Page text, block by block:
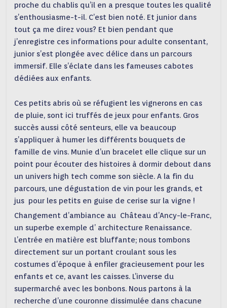
proche du chablis qu’il en a presque toutes les qualité
s’enthousiasme-t-il. C’est bien noté. Et junior dans
tout ça me direz vous? Et bien pendant que
j’enregistre ces informations pour adulte consentant,
junior s’est plongée avec délice dans un parcours
immersif. Elle s’éclate dans les fameuses cabotes
dédiées aux enfants.
Ces petits abris où se réfugient les vignerons en cas
de pluie, sont ici truffés de jeux pour enfants. Gros
succès aussi côté senteurs, elle va beaucoup
s’appliquer à humer les différents bouquets de
famille de vins. Munie d’un bracelet elle clique sur un
point pour écouter des histoires à dormir debout dans
un univers high tech comme son siècle. A la fin du
parcours, une dégustation de vin pour les grands, et
jus pour les petits en guise de cerise sur la vigne !
Changement d’ambiance au Château d’Ancy-le-Franc,
un superbe exemple d’ architecture Renaissance.
L’entrée en matière est bluffante; nous tombons
directement sur un portant croulant sous les
costumes d’époque à enfiler gracieusement pour les
enfants et ce, avant les caisses. L’inverse du
supermarché avec les bonbons. Nous partons à la
recherche d’une couronne dissimulée dans chacune